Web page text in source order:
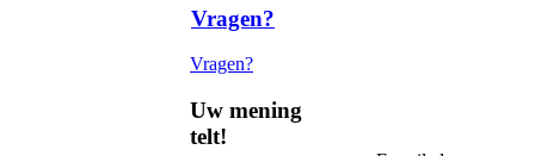
Vragen?
Vragen?
Uw mening
telt!